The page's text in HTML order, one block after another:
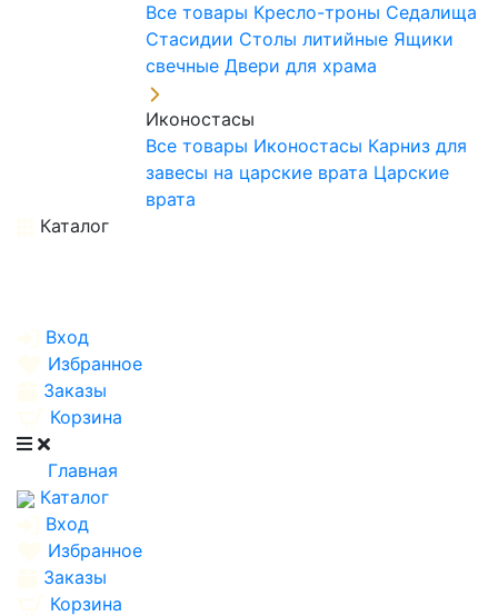
Все товары Кресло-троны Седалища
Стасидии Столы литийные Ящики
свечные Двери для храма
Иконостасы
Все товары Иконостасы Карниз для
завесы на царские врата Царские
врата
Каталог
Вход
Избранное
Заказы
Корзина
Главная
Каталог
Вход
Избранное
Заказы
Корзина